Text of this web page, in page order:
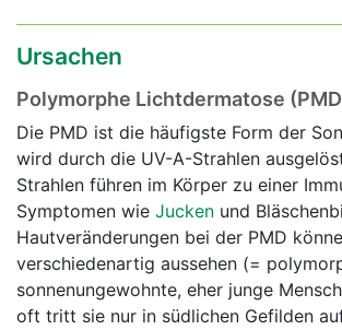
Ursachen
Polymorphe Lichtdermatose
Die PMD ist die häufigste Form der
wird durch die UV-A-Strahlen
Strahlen führen im Körper zu einer
Symptomen wie Jucken und
Hautveränderungen bei der PMD
verschiedenartig aussehen (=
sonnenungewohnte, eher junge
oft tritt sie nur in südlichen Gefilden